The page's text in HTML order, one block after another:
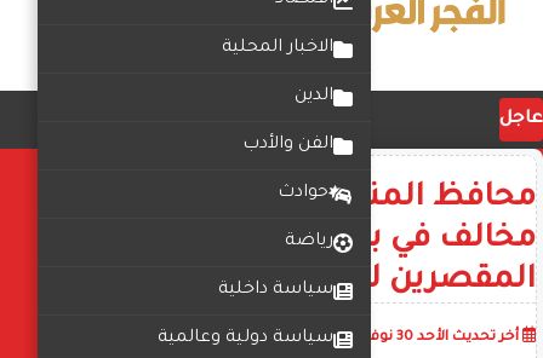
الاخبار المحلية
الدين
الفن والأدب
حوادث
رياضة
سياسة داخلية
سياسة دولية وعالمية
عاجل
محافظ المنيا يوجه بإزالة برج
مخالف في بني مزار وإحالة
المقصرين للتحقيق
أخر تحديث الأحد 30 نوفمبر 2025 08:16:29 م